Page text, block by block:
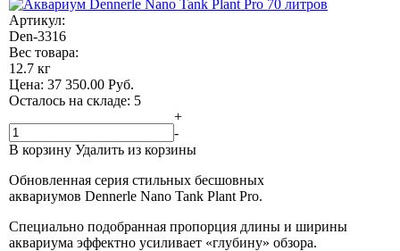
Артикул:
Den-3316
Вес товара:
12.7 кг
Цена: 37 350.00 Руб.
Осталось на складе: 5
+
-
В корзину Удалить из корзины
Обновленная серия стильных бесшовных
аквариумов Dennerle Nano Tank Plant Pro.
Специально подобранная пропорция длины и ширины
аквариума эффектно усиливает «глубину» обзора.